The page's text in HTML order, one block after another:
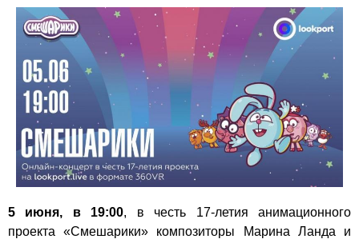
5 июня, в 19:00, в честь 17-летия анимационного
проекта «Смешарики» композиторы Марина Ланда и